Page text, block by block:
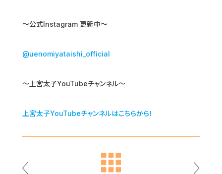
〜公式Instagram 更新中〜
@uenomiyataishi_official
～上宮太子YouTubeチャンネル～
上宮太子YouTubeチャンネルはこちらから！